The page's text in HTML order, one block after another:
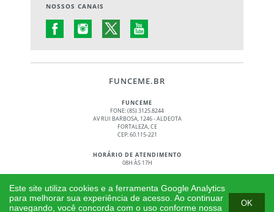
NOSSOS CANAIS
FUNCEME.BR
FUNCEME
FONE: (85) 3125.8244
AV RUI BARBOSA, 1246 - ALDEOTA
FORTALEZA, CE
CEP: 60.115-221
HORÁRIO DE ATENDIMENTO
08H ÀS 17H
TODOS OS DIREITOS RESERVADOS
Este site utiliza cookies e a ferramenta Google Analytics
para melhorar sua experiência de acesso. Ao continuar
navegando, você concorda com o uso conforme nossa
OK